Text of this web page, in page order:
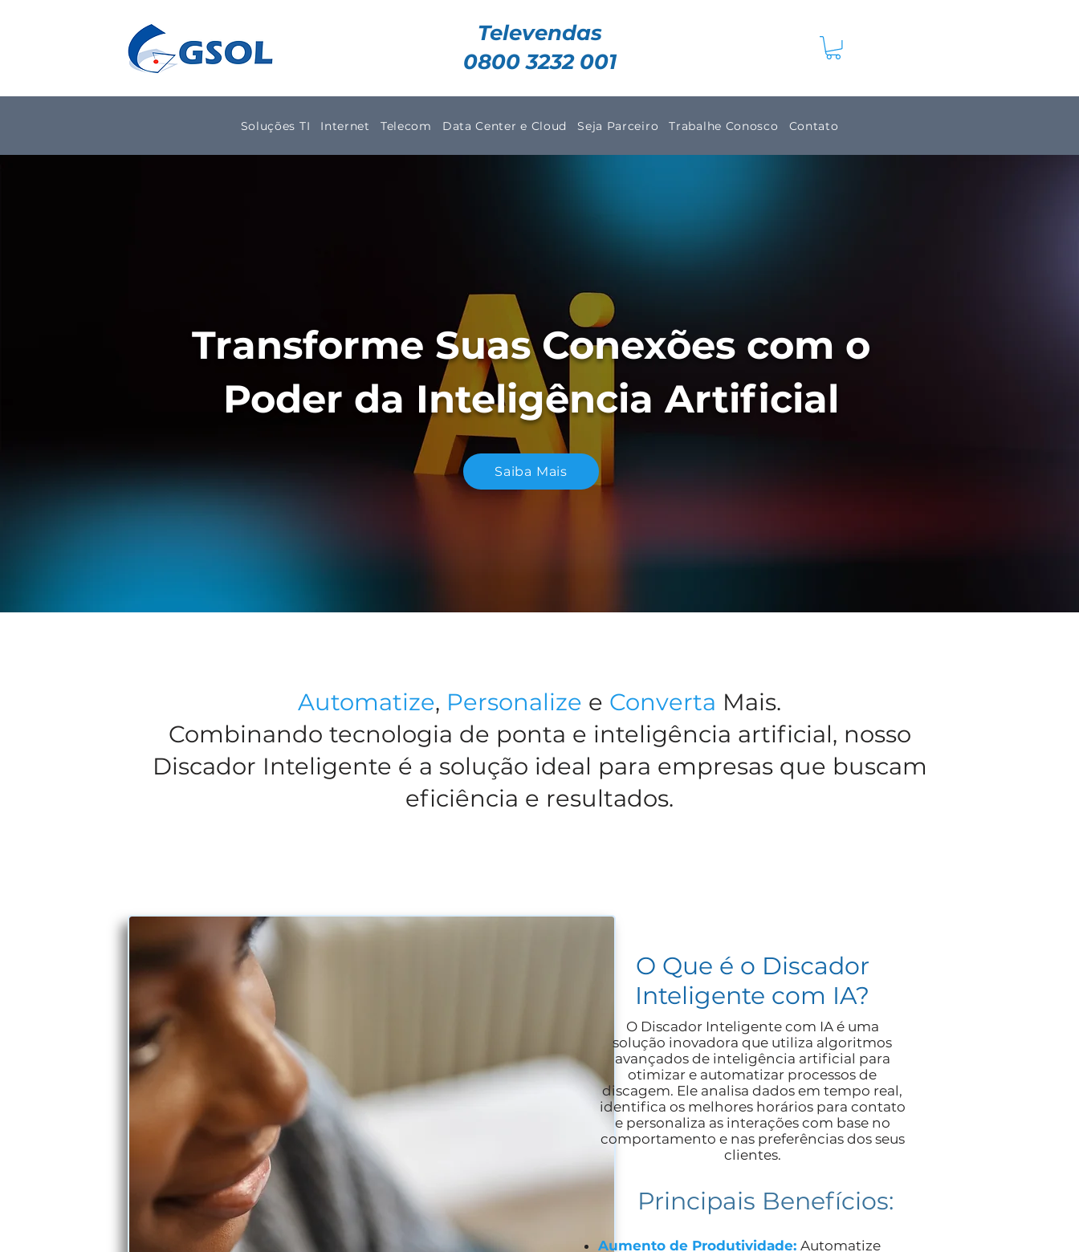
Televendas
0800 3232 001
Soluções TI Internet Telecom Data Center e Cloud Seja Parceiro Trabalhe Conosco Contato
Transforme Suas Conexões com o
Poder da Inteligência Artificial
Saiba Mais
Automatize, Personalize e Converta Mais.
Combinando tecnologia de ponta e inteligência artificial, nosso
Discador Inteligente é a solução ideal para empresas que buscam
eficiência e resultados.
O Que é o Discador
Inteligente com IA?
Aumento de Produtividade: Automatize
O Discador Inteligente com IA é uma
solução inovadora que utiliza algoritmos
avançados de inteligência artificial para
otimizar e automatizar processos de
discagem. Ele analisa dados em tempo real,
identifica os melhores horários para contato
e personaliza as interações com base no
comportamento e nas preferências dos seus
clientes.
Principais Benefícios: